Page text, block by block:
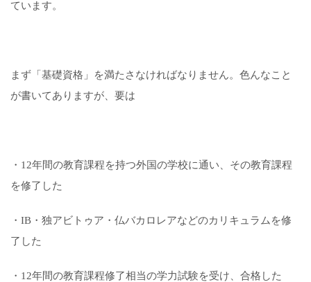
ています。
まず「基礎資格」を満たさなければなりません。色んなこと
が書いてありますが、要は
・12年間の教育課程を持つ外国の学校に通い、その教育課程
を修了した
・IB・独アビトゥア・仏バカロレアなどのカリキュラムを修
了した
・12年間の教育課程修了相当の学力試験を受け、合格した